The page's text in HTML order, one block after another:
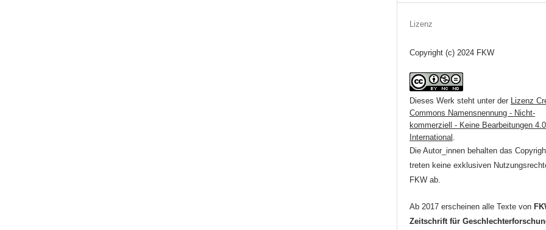
Lizenz
Copyright (c) 2024 FKW
Dieses Werk steht unter der
Lizenz
Commons Namensnennung - Nicht-
kommerziell - Keine Bearbeitungen 4.0
International
Die Autor_innen behalten das
treten keine exklusiven
FKW ab.
Ab 2017 erscheinen alle Texte von
Zeitschrift für